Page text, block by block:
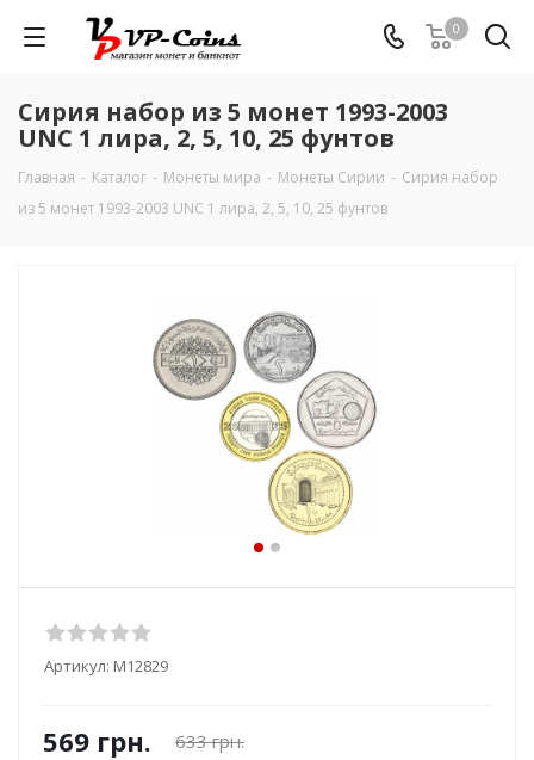
0
Сирия набор из 5 монет 1993-2003
UNC 1 лира, 2, 5, 10, 25 фунтов
Главная - Каталог - Монеты мира - Монеты Сирии - Сирия набор
из 5 монет 1993-2003 UNC 1 лира, 2, 5, 10, 25 фунтов
Артикул: М12829
569 грн. 633грн.